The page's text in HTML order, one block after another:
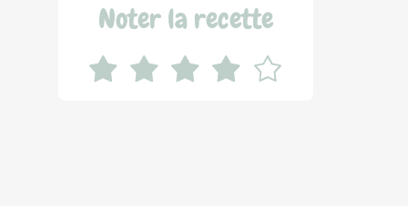
Noter la recette